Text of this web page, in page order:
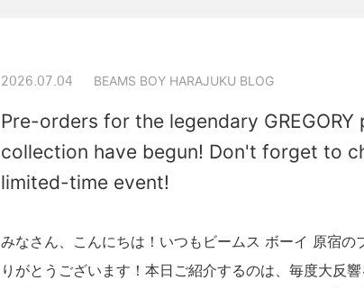
2026.07.04 BEAMS BOY HARAJUKU BLOG
Pre-orders for the legendary GREGORY
collection have begun! Don't forget to
limited-time event!
みなさん、こんにちは！いつもビームス ボーイ 原宿の
りがとうございます！本日ご紹介するのは、毎度大反響